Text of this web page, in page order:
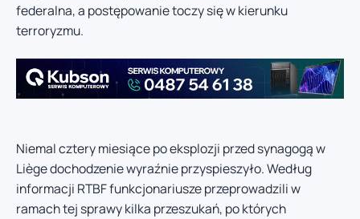
federalna, a postępowanie toczy się w kierunku
terroryzmu.
Niemal cztery miesiące po eksplozji przed synagogą w
Liège dochodzenie wyraźnie przyspieszyło. Według
informacji RTBF funkcjonariusze przeprowadzili w
ramach tej sprawy kilka przeszukań, po których